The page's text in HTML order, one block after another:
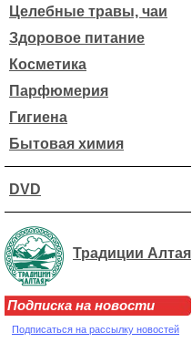
Целебные травы, чаи
Здоровое питание
Косметика
Парфюмерия
Гигиена
Бытовая химия
DVD
Традиции Алтая
Подписка на новости
Подписаться на рассылку новостей